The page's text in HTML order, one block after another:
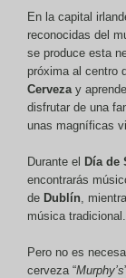
En la capital
reconocidas del
se produce esta
próxima al centro
Cervezay
disfrutar de una
unas magníficas
Durante el Día de
encontrarás
de Dublín,
música tradicional.
Pero no es
cerveza “Murphy’s